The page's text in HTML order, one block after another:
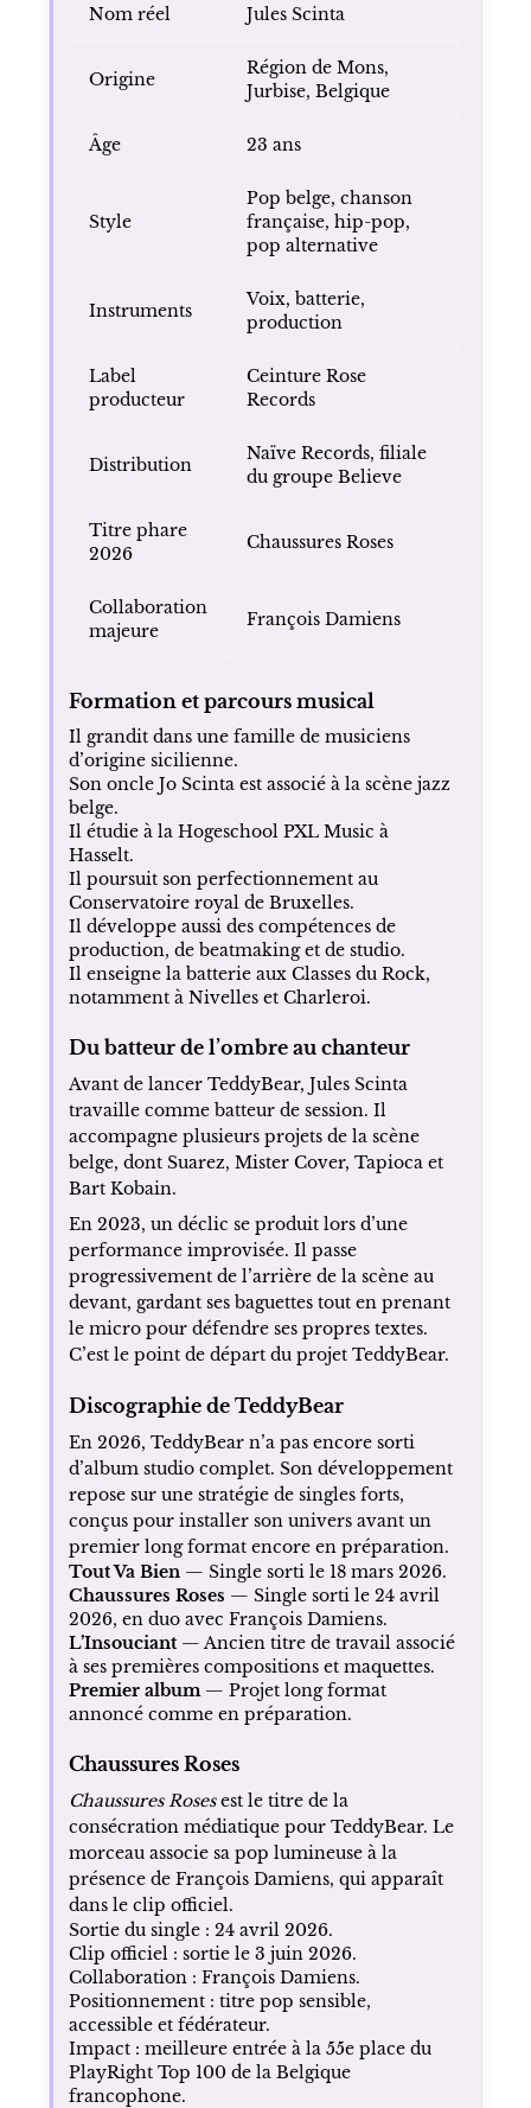
Nom réel Jules Scinta
Origine
Région de Mons,
Jurbise, Belgique
Âge 23 ans
Style
Pop belge, chanson
française, hip-pop,
pop alternative
Instruments
Voix, batterie,
production
Label
producteur
Ceinture Rose
Records
Distribution
Naïve Records, filiale
du groupe Believe
Titre phare
2026
Chaussures Roses
Collaboration
majeure
François Damiens
Formation et parcours musical
Il grandit dans une famille de musiciens
d’origine sicilienne.
Son oncle Jo Scinta est associé à la scène jazz
belge.
Il étudie à la Hogeschool PXL Music à
Hasselt.
Il poursuit son perfectionnement au
Conservatoire royal de Bruxelles.
Il développe aussi des compétences de
production, de beatmaking et de studio.
Il enseigne la batterie aux Classes du Rock,
notamment à Nivelles et Charleroi.
Du batteur de l’ombre au chanteur
Avant de lancer TeddyBear, Jules Scinta
travaille comme batteur de session. Il
accompagne plusieurs projets de la scène
belge, dont Suarez, Mister Cover, Tapioca et
Bart Kobain.
En 2023, un déclic se produit lors d’une
performance improvisée. Il passe
progressivement de l’arrière de la scène au
devant, gardant ses baguettes tout en prenant
le micro pour défendre ses propres textes.
C’est le point de départ du projet TeddyBear.
Discographie de TeddyBear
En 2026, TeddyBear n’a pas encore sorti
d’album studio complet. Son développement
repose sur une stratégie de singles forts,
conçus pour installer son univers avant un
premier long format encore en préparation.
Tout Va Bien— Single sorti le 18 mars 2026.
Chaussures Roses — Single sorti le 24 avril
2026, en duo avec François Damiens.
L’Insouciant— Ancien titre de travail associé
à ses premières compositions et maquettes.
Premier album— Projet long format
annoncé comme en préparation.
Chaussures Roses
Chaussures Rosesest le titre de la
consécration médiatique pour TeddyBear. Le
morceau associe sa pop lumineuse à la
présence de François Damiens, qui apparaît
dans le clip officiel.
Sortie du single : 24 avril 2026.
Clip officiel : sortie le 3 juin 2026.
Collaboration : François Damiens.
Positionnement : titre pop sensible,
accessible et fédérateur.
Impact : meilleure entrée à la 55e place du
PlayRight Top 100 de la Belgique
francophone.